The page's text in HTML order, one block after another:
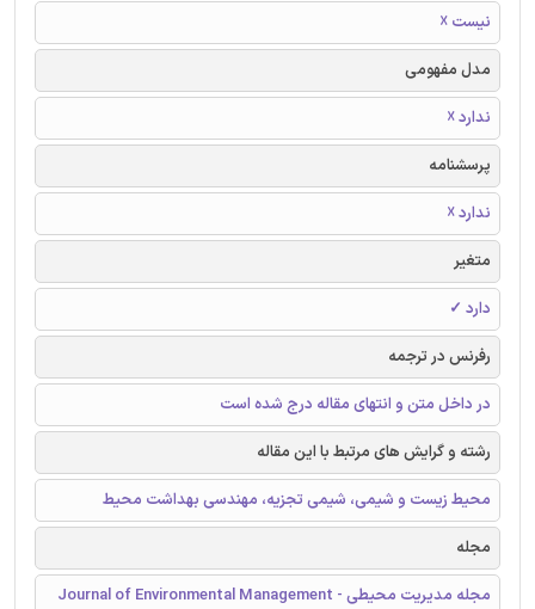
نیست ☓
مدل مفهومی
ندارد ☓
پرسشنامه
ندارد ☓
متغیر
دارد ✓
رفرنس در ترجمه
در داخل متن و انتهای مقاله درج شده است
رشته و گرایش های مرتبط با این مقاله
محیط زیست و شیمی، شیمی تجزیه، مهندسی بهداشت محیط
مجله
مجله مدیریت محیطی - Journal of Environmental Management